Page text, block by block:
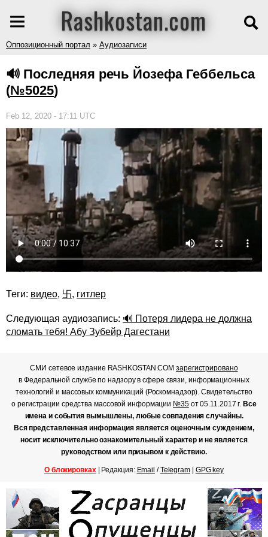
Rashkostan.com
Оппозиционный портал » Аудиозаписи
🔊 Последняя речь Йозефа Геббельса
(№5025)
Feb 12, 2020 - 17:11 UTC
Теги: видео, 卐, гитлер
Следующая аудиозапись: 🔊 Потеря лидера не должна
сломать тебя! Абу Зубейр Дагестани
СМИ сетевое издание RASHKOSTAN.COMзарегистрировано
в Федеральной службе по надзору в сфере связи, информационных
технологий и массовых коммуникаций (Роскомнадзор). Свидетельство
о регистрации средства массовой информации №35от 05.11.2017 г. Все
имена и события вымышлены, любые совпадения случайны.
Вся представленная информация является оценочным суждением,
носит исключительно ознакомительный характер и не является
руководством или призывом к действию.
О блокировках| Редакция: Email /Telegram| GPG key